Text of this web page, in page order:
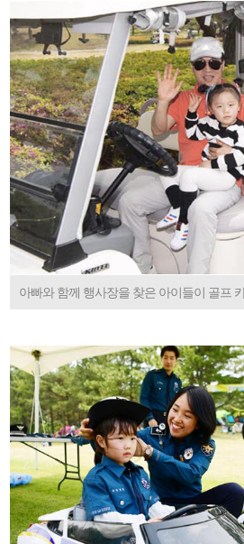
아빠와 함께 행사장을 찾은 아이들이 골프